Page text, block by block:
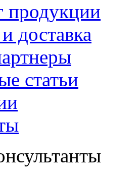
продукции
доставка
статьи